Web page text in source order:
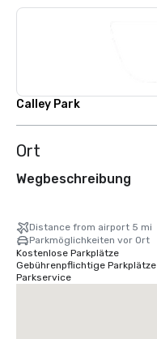
Calley Park
Ort
Wegbeschreibung
Distance from airport 5 mi
Parkmöglichkeiten vor Ort
Kostenlose Parkplätze
Gebührenpflichtige Parkplätze
Parkservice